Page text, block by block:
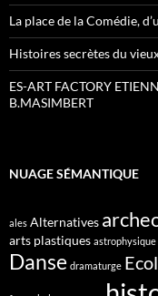
La place de la Comédie,
Histoires secrètes du
ES-ART FACTORY
B.MASIMBERT
NUAGE SÉMANTIQUE
ales Alternatives
arts plastiques astrophysique
Danse dramaturge